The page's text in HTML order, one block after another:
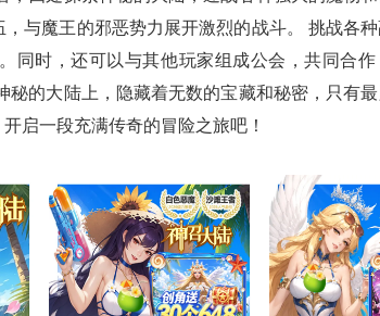
与魔王的邪恶势力展开激烈的战斗。 挑战各种
同时，还可以与其他玩家组成公会，共同合
的大陆上，隐藏着无数的宝藏和秘密，只有
启一段充满传奇的冒险之旅吧！